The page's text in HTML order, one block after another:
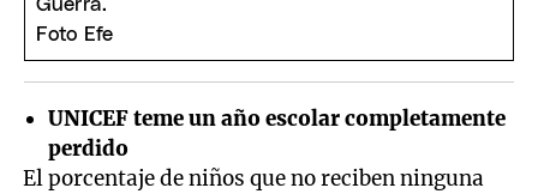
UNICEF teme un año escolar completamente
perdido
El porcentaje de niños que no reciben ninguna